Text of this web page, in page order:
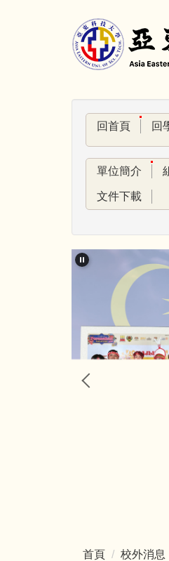
回首頁 回
單位簡介
文件下載
首頁 校外消息